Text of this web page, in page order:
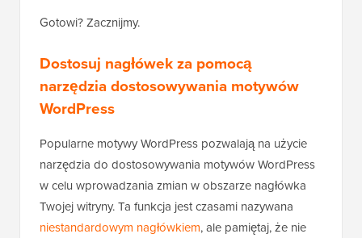
Gotowi? Zacznijmy.
Dostosuj nagłówek za pomocą
narzędzia dostosowywania motywów
WordPress
Popularne motywy WordPress pozwalają na użycie
narzędzia do dostosowywania motywów WordPress
w celu wprowadzania zmian w obszarze nagłówka
Twojej witryny. Ta funkcja jest czasami nazywana
niestandardowym nagłówkiem, ale pamiętaj, że nie